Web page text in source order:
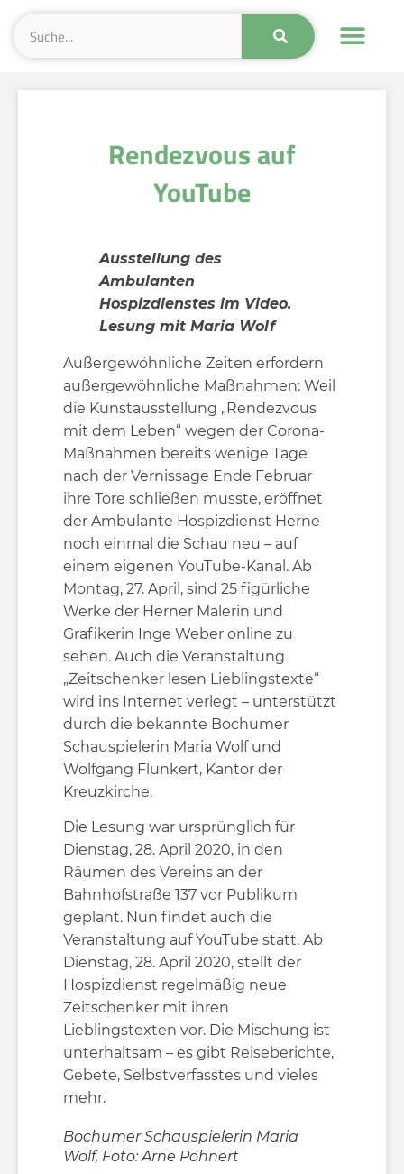
Rendezvous auf
YouTube
Ausstellung des
Ambulanten
Hospizdienstes im Video.
Lesung mit Maria Wolf
Außergewöhnliche Zeiten erfordern
außergewöhnliche Maßnahmen: Weil
die Kunstausstellung „Rendezvous
mit dem Leben“ wegen der Corona-
Maßnahmen bereits wenige Tage
nach der Vernissage Ende Februar
ihre Tore schließen musste, eröffnet
der Ambulante Hospizdienst Herne
noch einmal die Schau neu – auf
einem eigenen YouTube-Kanal. Ab
Montag, 27. April, sind 25 figürliche
Werke der Herner Malerin und
Grafikerin Inge Weber online zu
sehen. Auch die Veranstaltung
„Zeitschenker lesen Lieblingstexte“
wird ins Internet verlegt – unterstützt
durch die bekannte Bochumer
Schauspielerin Maria Wolf und
Wolfgang Flunkert, Kantor der
Kreuzkirche.
Die Lesung war ursprünglich für
Dienstag, 28. April 2020, in den
Räumen des Vereins an der
Bahnhofstraße 137 vor Publikum
geplant. Nun findet auch die
Veranstaltung auf YouTube statt. Ab
Dienstag, 28. April 2020, stellt der
Hospizdienst regelmäßig neue
Zeitschenker mit ihren
Lieblingstexten vor. Die Mischung ist
unterhaltsam – es gibt Reiseberichte,
Gebete, Selbstverfasstes und vieles
mehr.
Bochumer Schauspielerin Maria
Wolf, Foto: Arne Pöhnert